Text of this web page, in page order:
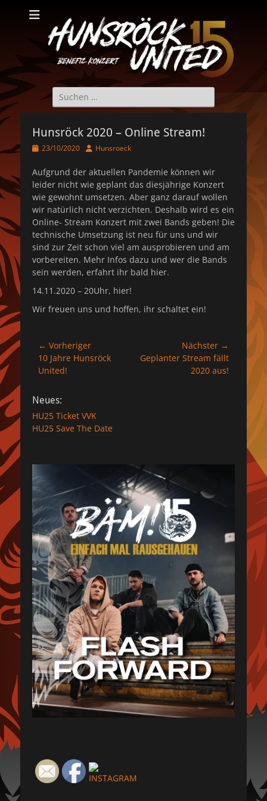
Hunsröck United
Hunsröck United 2025
Suche
nach:
Hunsröck 2020 – Online Stream!
Veröffentlicht
23/10/2020 AutorHunsroeck
Aufgrund der aktuellen Pandemie können wir
leider nicht wie geplant das diesjährige Konzert
wie gewohnt umsetzen. Aber ganz darauf wollen
wir natürlich nicht verzichten. Deshalb wird es ein
Online- Stream Konzert mit zwei Bands geben! Die
technische Umsetzung ist neu für uns und wir
sind zur Zeit schon viel am ausprobieren und am
vorbereiten. Mehr Infos dazu und wer die Bands
sein werden, erfahrt ihr bald hier.
14.11.2020 – 20Uhr, hier!
Wir freuen uns und hoffen, ihr schaltet ein!
Beitragsnavigation
← Vorheriger
Vorheriger
Beitrag:
10 Jahre Hunsröck
United!
Nächster →
Nächster
Geplanter Stream fällt
2020 aus!
Neues:
HU25 Ticket VVK
HU25 Save The Date